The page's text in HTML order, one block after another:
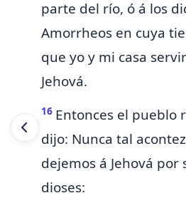
parte del río, ó á los
Amorrheos en cuya
que yo y mi casa
Jehová.
16 Entonces el pueblo
dijo: Nunca tal
dejemos á Jehová por
dioses: